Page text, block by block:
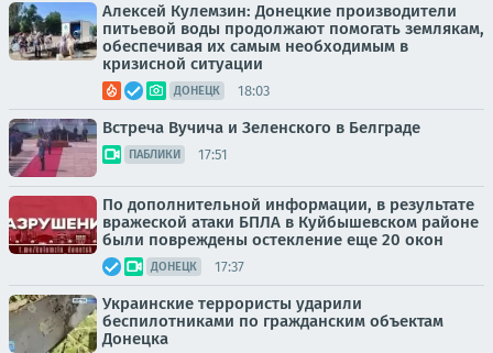
Алексей Кулемзин: Донецкие производители
питьевой воды продолжают помогать землякам,
обеспечивая их самым необходимым в
кризисной ситуации
ДОНЕЦК 18:03
Встреча Вучича и Зеленского в Белграде
ПАБЛИКИ 17:51
По дополнительной информации, в результате
вражеской атаки БПЛА в Куйбышевском районе
были повреждены остекление еще 20 окон
ДОНЕЦК 17:37
Украинские террористы ударили
беспилотниками по гражданским объектам
Донецка